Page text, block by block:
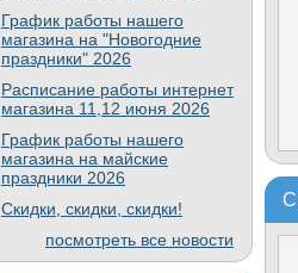
График работы нашего
магазина на "Новогодние
праздники" 2026
Расписание работы интернет
магазина 11,12 июня 2026
График работы нашего
магазина на майские
праздники 2026
Скидки, скидки, скидки!
посмотреть все новости